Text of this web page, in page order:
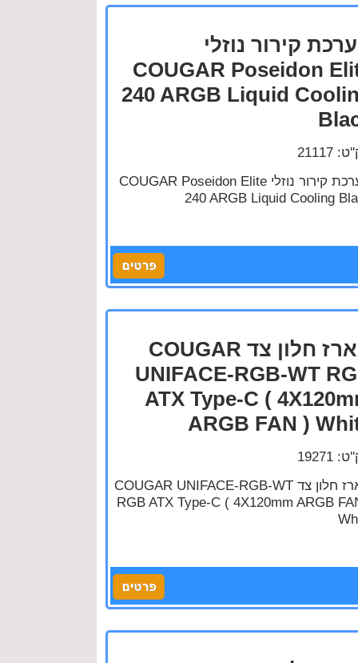
קירור נוזלי
COUGAR Poseidon
240 ARGB Liquid
מערכת קירור נוזלי COUGAR Poseidon Elite
240 ARGB Liquid Cooling
מארז חלון צד COUGAR
UNIFACE-RGB-WT
ATX Type-C (
ARGB FAN )
מארז חלון צד COUGAR UNIFACE-RGB-WT
RGB ATX Type-C ( 4X120mm ARGB